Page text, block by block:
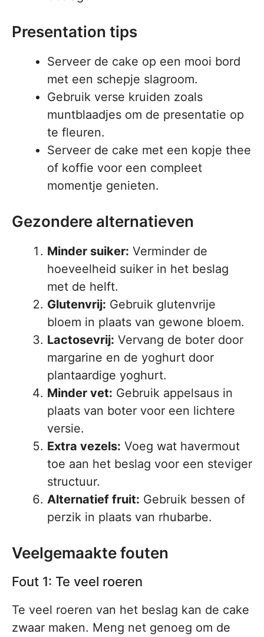
Presentation tips
Serveer de cake op een mooi bord
met een schepje slagroom.
Gebruik verse kruiden zoals
muntblaadjes om de presentatie op
te fleuren.
Serveer de cake met een kopje thee
of koffie voor een compleet
momentje genieten.
Gezondere alternatieven
Minder suiker: Verminder de
hoeveelheid suiker in het beslag
met de helft.
Glutenvrij: Gebruik glutenvrije
bloem in plaats van gewone bloem.
Lactosevrij: Vervang de boter door
margarine en de yoghurt door
plantaardige yoghurt.
Minder vet: Gebruik appelsaus in
plaats van boter voor een lichtere
versie.
Extra vezels: Voeg wat havermout
toe aan het beslag voor een steviger
structuur.
Alternatief fruit: Gebruik bessen of
perzik in plaats van rhubarbe.
Veelgemaakte fouten
Fout 1: Te veel roeren
Te veel roeren van het beslag kan de cake
zwaar maken. Meng net genoeg om de